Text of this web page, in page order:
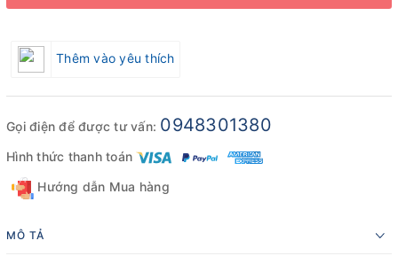
Thêm vào yêu thích
Gọi điện để được tư vấn: 0948301380
Hình thức thanh toán
Hướng dẫn Mua hàng
MÔ TẢ